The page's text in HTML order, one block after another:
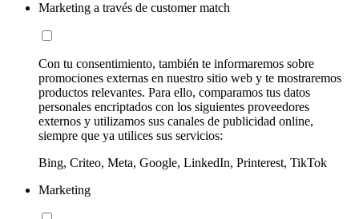
Marketing a través de customer match
Con tu consentimiento, también te informaremos sobre
promociones externas en nuestro sitio web y te mostraremos
productos relevantes. Para ello, comparamos tus datos
personales encriptados con los siguientes proveedores
externos y utilizamos sus canales de publicidad online,
siempre que ya utilices sus servicios:
Bing, Criteo, Meta, Google, LinkedIn, Printerest, TikTok
Marketing